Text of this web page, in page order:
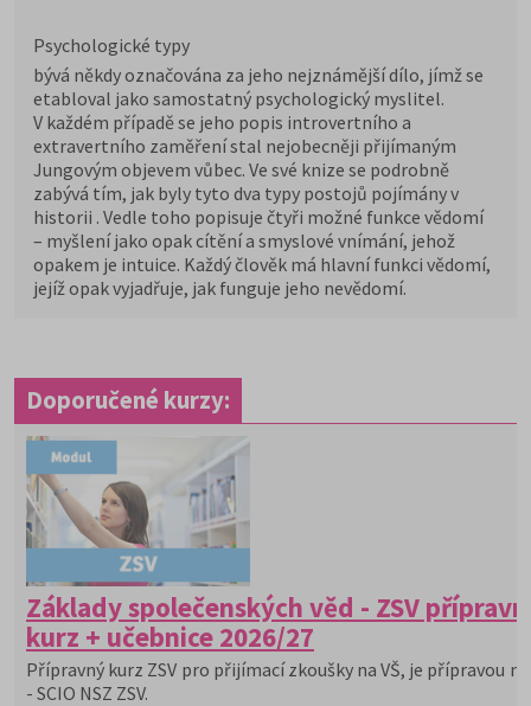
Psychologické typy
bývá někdy označována za jeho nejznámější dílo, jímž se
etabloval jako samostatný psychologický myslitel.
V každém případě se jeho popis introvertního a
extravertního zaměření stal nejobecněji přijímaným
Jungovým objevem vůbec. Ve své knize se podrobně
zabývá tím, jak byly tyto dva typy postojů pojímány v
historii . Vedle toho popisuje čtyři možné funkce vědomí
– myšlení jako opak cítění a smyslové vnímání, jehož
opakem je intuice. Každý člověk má hlavní funkci vědomí,
jejíž opak vyjadřuje, jak funguje jeho nevědomí.
Doporučené kurzy:
Základy společenských věd - ZSV
kurz + učebnice 2026/27
Přípravný kurz ZSV pro přijímací zkoušky na VŠ, je přípravou
- SCIO NSZ ZSV.